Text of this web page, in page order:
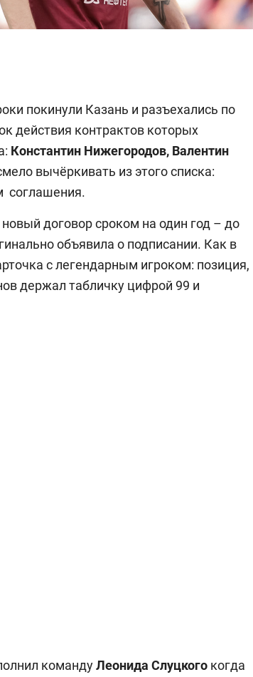
покинули Казань и разъехались по
действия контрактов которых
Константин Нижегородов, Валентин
вычёркивать из этого списка:
соглашения.
договор сроком на один год – до
объявила о подписании. Как в
с легендарным игроком: позиция,
держал табличку цифрой 99 и
командуЛеонида Слуцкого когда